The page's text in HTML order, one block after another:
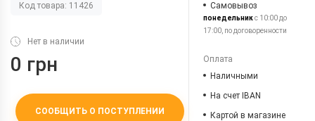
Код товара: 11426
Нет в наличии
0 грн
СООБЩИТЬ О ПОСТУПЛЕНИИ
Самовывоз
понедельникс 10:00 до
17:00, по договоренности
Оплата
Наличными
На счет IBAN
Картой в магазине